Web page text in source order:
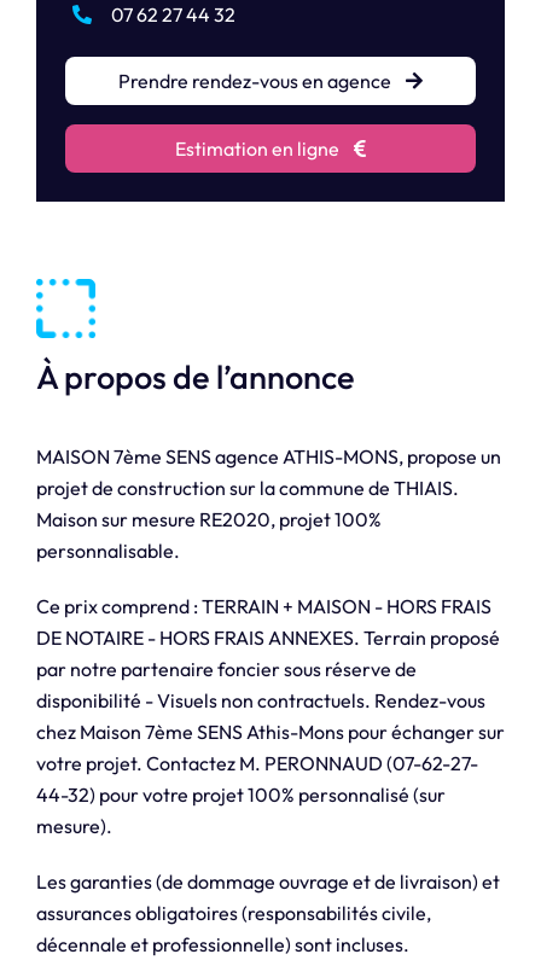
07 62 27 44 32
Prendre rendez-vous en agence
Estimation en ligne
À propos de l’annonce
MAISON 7ème SENS agence ATHIS-MONS, propose un
projet de construction sur la commune de THIAIS.
Maison sur mesure RE2020, projet 100%
personnalisable.
Ce prix comprend : TERRAIN + MAISON - HORS FRAIS
DE NOTAIRE - HORS FRAIS ANNEXES. Terrain proposé
par notre partenaire foncier sous réserve de
disponibilité - Visuels non contractuels. Rendez-vous
chez Maison 7ème SENS Athis-Mons pour échanger sur
votre projet. Contactez M. PERONNAUD (07-62-27-
44-32) pour votre projet 100% personnalisé (sur
mesure).
Les garanties (de dommage ouvrage et de livraison) et
assurances obligatoires (responsabilités civile,
décennale et professionnelle) sont incluses.